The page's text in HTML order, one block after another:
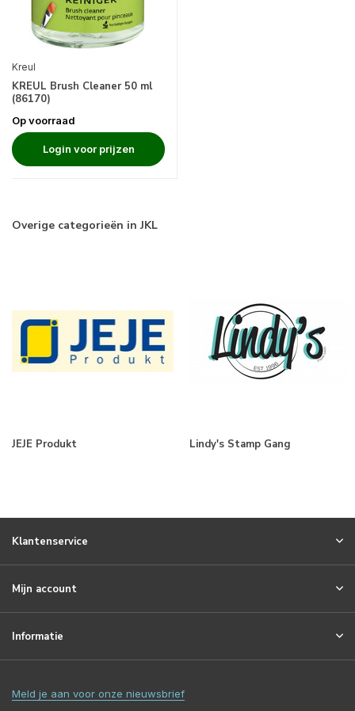
Kreul
KREUL Brush Cleaner 50 ml
(86170)
Op voorraad
Login voor prijzen
Overige categorieën in JKL
JEJE Produkt Lindy's Stamp Gang
Klantenservice
Mijn account
Informatie
Meld je aan voor onze nieuwsbrief